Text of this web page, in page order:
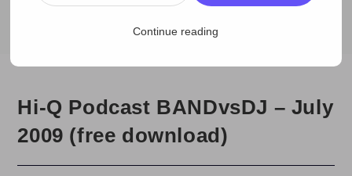
2009 > July > 29 > Hi-Q > Hi-Q Podcast BANDvsDJ – July
Hi-Q Podcast BANDvsDJ – July
2009 (free download)
Continue reading